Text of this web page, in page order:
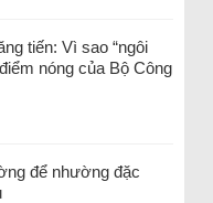
tiến: Vì sao “ngôi
nóng của Bộ Công
để nhường đặc